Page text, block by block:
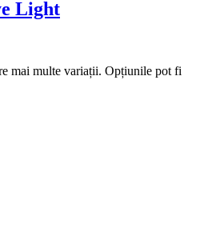
Light
mai multe variații. Opțiunile pot fi